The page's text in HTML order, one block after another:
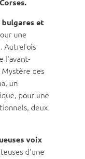
bulgares et
une
Autrefois
l'avant-
des
un
pour une
deux
voix
d'une